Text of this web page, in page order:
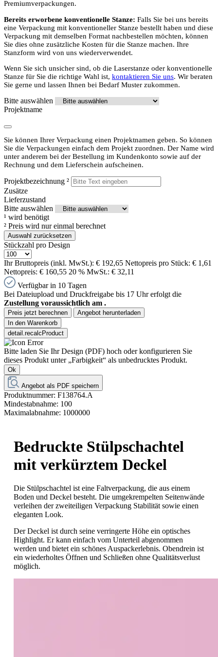
Premiumverpackungen.
Bereits erworbene konventionelle Stanze: Falls Sie bei uns bereits
eine Verpackung mit konventioneller Stanze bestellt haben und diese
Verpackung mit demselben Format nachbestellen möchten, können
Sie dies ohne zusätzliche Kosten für die Stanze machen. Ihre
Stanzform wird von uns wiederverwendet.
Wenn Sie sich unsicher sind, ob die Laserstanze oder konventionelle
Stanze für Sie die richtige Wahl ist, kontaktieren Sie uns. Wir beraten
Sie gerne und lassen Ihnen bei Bedarf Muster zukommen.
Bitte auswählen
Projektname
Sie können Ihrer Verpackung einen Projektnamen geben. So können
Sie die Verpackungen einfach dem Projekt zuordnen. Der Name wird
unter anderem bei der Bestellung im Kundenkonto sowie auf der
Rechnung und dem Lieferschein aufscheinen.
Projektbezeichnung ²
Zusätze
Lieferzustand
Bitte auswählen
¹ wird benötigt
² Preis wird nur einmal berechnet
Auswahl zurücksetzen
Stückzahl pro Design
Ihr Bruttopreis (inkl. MwSt.): € 192,65 Nettopreis pro Stück: € 1,61
Nettopreis: € 160,55 20 % MwSt.: € 32,11
Verfügbar in 10 Tagen
Bei Dateiupload und Druckfreigabe bis 17 Uhr erfolgt die
Zustellung voraussichtlich am .
Preis jetzt berechnen
Angebot herunterladen
In den Warenkorb
detail.recalcProduct
Bitte laden Sie Ihr Design (PDF) hoch oder konfigurieren Sie
dieses Produkt unter „Farbigkeit“ als unbedrucktes Produkt.
Ok
Angebot als PDF speichern
Produktnummer: F138764.A
Mindestabnahme: 100
Maximalabnahme: 1000000
Bedruckte Stülpschachtel
mit verkürztem Deckel
Die Stülpschachtel ist eine Faltverpackung, die aus einem
Boden und Deckel besteht. Die umgekrempelten Seitenwände
verleihen der zweiteiligen Verpackung Stabilität sowie einen
eleganten Look.
Der Deckel ist durch seine verringerte Höhe ein optisches
Highlight. Er kann einfach vom Unterteil abgenommen
werden und bietet ein schönes Auspackerlebnis. Obendrein ist
ein wiederholtes Öffnen und Schließen ohne Qualitätsverlust
möglich.